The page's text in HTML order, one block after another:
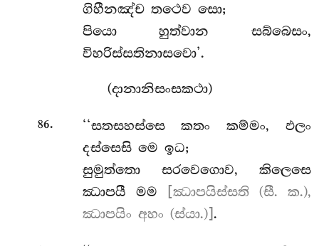
ගිහීනඤ්ච තථෙව සො;
පියො හුත්වාන සබ්බෙසං,
විහරිස්සතිනාසවො’.
(දානානිසංසකථා)
86.
‘‘සතසහස්සෙ කතං කම්මං, ඵලං
දස්සෙසි මෙ ඉධ;
සුමුත්තො සරවෙගොව, කිලෙසෙ
ඣාපයී මම
[ඣාපයිස්සති (සී. ක.),
ඣාපයිං අහං (ස්යා.)] .